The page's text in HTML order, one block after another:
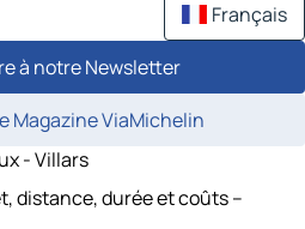
Français
à notre Newsletter
Magazine ViaMichelin
- Villars
distance, durée et coûts –